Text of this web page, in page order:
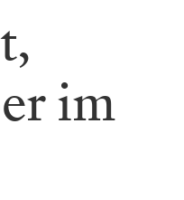
im